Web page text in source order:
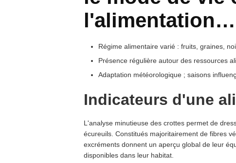
l'alimentation…
Régime alimentaire varié : fruits, graines,
Présence régulière autour des ressources
Adaptation météorologique ; saisons
Indicateurs d'une
L'analyse minutieuse des crottes permet de
écureuils. Constitués majoritairement de fibres
excréments donnent un aperçu global de leur
disponibles dans leur habitat.